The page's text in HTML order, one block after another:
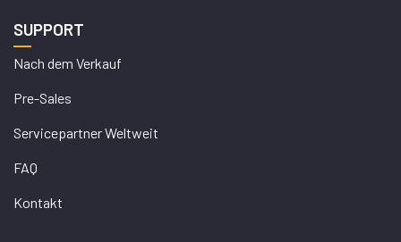
SUPPORT
Nach dem Verkauf
Pre-Sales
Servicepartner Weltweit
FAQ
Kontakt